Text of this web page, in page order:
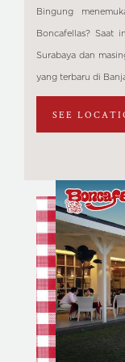
Bingung
Boncafellas? Saat
Surabaya dan
yang terbaru di
SEE